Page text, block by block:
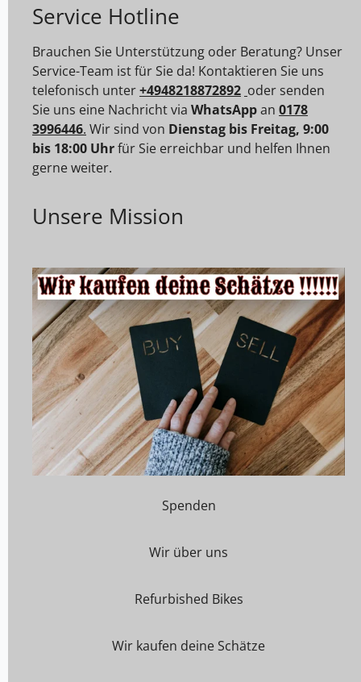
Service Hotline
Brauchen Sie Unterstützung oder Beratung? Unser
Service-Team ist für Sie da! Kontaktieren Sie uns
telefonisch unter+4948218872892 oder senden
Sie uns eine Nachricht via WhatsAppan 0178
3996446. Wir sind von Dienstag bis Freitag, 9:00
bis 18:00 Uhrfür Sie erreichbar und helfen Ihnen
gerne weiter.
Unsere Mission
Spenden
Wir über uns
Refurbished Bikes
Wir kaufen deine Schätze